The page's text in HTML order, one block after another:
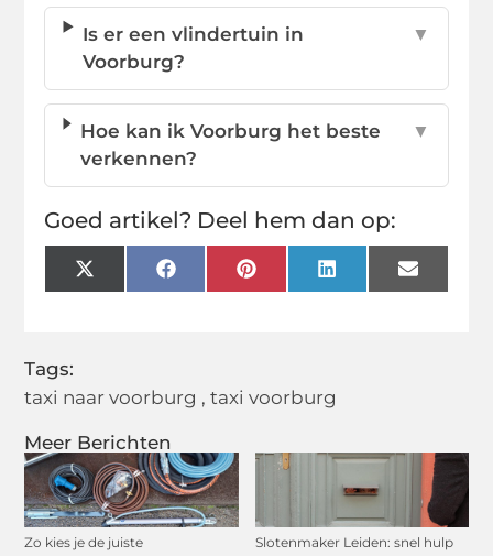
Meer Berichten
Zo kies je de juiste
Slotenmaker Leiden: snel hulp
Is er een vlindertuin in
Voorburg?
▼
Hoe kan ik Voorburg het beste
verkennen?
▼
Goed artikel? Deel hem dan op:
X
(Twitter)
FacebookPinterestLinkedInEmail
Tags:
taxi naar voorburg ,taxi voorburg